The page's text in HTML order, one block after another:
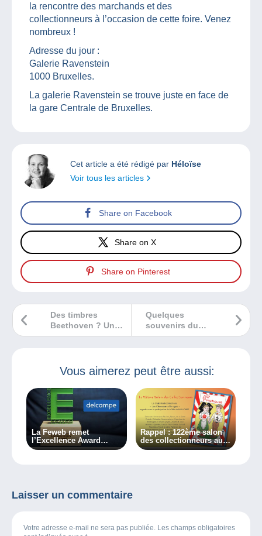
la rencontre des marchands et des
collectionneurs à l’occasion de cette foire. Venez
nombreux !
Adresse du jour :
Galerie Ravenstein
1000 Bruxelles.
La galerie Ravenstein se trouve juste en face de
la gare Centrale de Bruxelles.
Cet article a été rédigé par Héloïse
Voir tous les articles
Share on Facebook
Share on X
Share on Pinterest
Quelques
souvenirs du
Salon d’Automne !
Des timbres
Beethoven ? Un
sujet de collection
Vous aimerez peut être aussi:
La Feweb remet
l’Excellence Award
Silver à Delcampe
Rappel : 122ème salon
des collectionneurs aura
lieu à Mulhouse le 20
Laisser un commentaire
Votre adresse e-mail ne sera pas publiée. Les champs obligatoires